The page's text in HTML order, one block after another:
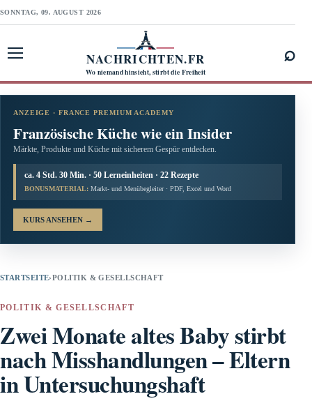
SONNTAG, 09. AUGUST 2026
NACHRICHTEN.FR
Wo niemand hinsieht, stirbt die Freiheit
⌕
ANZEIGE · FRANCE PREMIUM ACADEMY
Französische Küche wie ein Insider
Märkte, Produkte und Küche mit sicherem Gespür entdecken.
ca. 4 Std. 30 Min. · 50 Lerneinheiten · 22 Rezepte
BONUSMATERIAL: Markt- und Menübegleiter · PDF, Excel und Word
KURS ANSEHEN →
STARTSEITE›POLITIK & GESELLSCHAFT
POLITIK & GESELLSCHAFT
Zwei Monate altes Baby stirbt
nach Misshandlungen – Eltern
in Untersuchungshaft